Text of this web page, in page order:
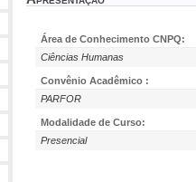
Área de Conhecimento CNPQ:
Ciências Humanas
Convênio Acadêmico :
PARFOR
Modalidade de Curso:
Presencial